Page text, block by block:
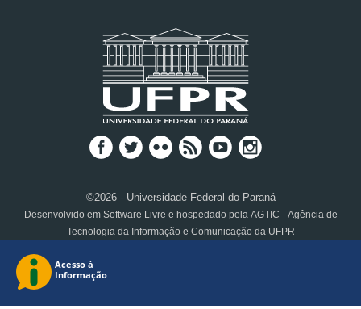
©2026 - Universidade Federal do Paraná
Desenvolvido em Software Livre e hospedado pela AGTIC - Agência de
Tecnologia da Informação e Comunicação da UFPR